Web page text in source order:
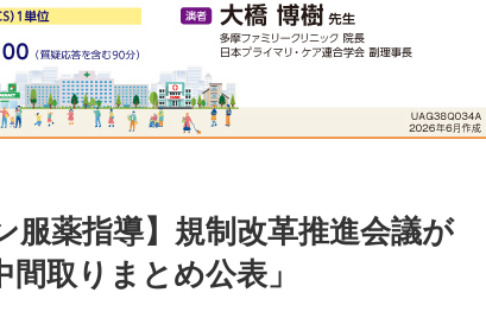
服薬指導】規制改革推進会議が
間取りまとめ公表」